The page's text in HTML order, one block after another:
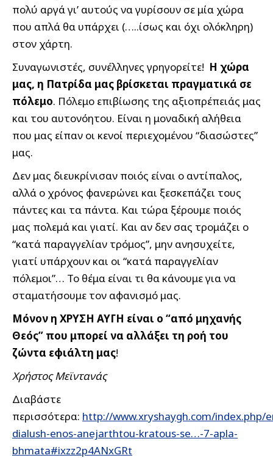
πολύ αργά γι’ αυτούς να γυρίσουν σε μία χώρα
που απλά θα υπάρχει (…..ίσως και όχι ολόκληρη)
στον χάρτη.
Συναγωνιστές, συνέλληνες γρηγορείτε! Η χώρα
μας, η Πατρίδα μας βρίσκεται πραγματικά σε
πόλεμο. Πόλεμο επιβίωσης της αξιοπρέπειάς μας
και του αυτονόητου. Είναι η μοναδική αλήθεια
που μας είπαν οι κενοί περιεχομένου “διασώστες”
μας.
Δεν μας διευκρίνισαν ποιός είναι ο αντίπαλος,
αλλά ο χρόνος φανερώνει και ξεσκεπάζει τους
πάντες και τα πάντα. Και τώρα ξέρουμε ποιός
μας πολεμά και γιατί. Και αν δεν σας τρομάζει ο
“κατά παραγγελίαν τρόμος”, μην ανησυχείτε,
γιατί υπάρχουν και οι “κατά παραγγελίαν
πόλεμοι”… Το θέμα είναι τι θα κάνουμε για να
σταματήσουμε τον αφανισμό μας.
Μόνον η ΧΡΥΣΗ ΑΥΓΗ είναι ο “από μηχανής
Θεός” που μπορεί να αλλάξει τη ροή του
ζώντα εφιάλτη μας!
Χρήστος Μεϊντανάς
Διαβάστε
περισσότερα: http://www.xryshaygh.com/index.php/
dialush-enos-anejarthtou-kratous-se…-7-apla-
bhmata#ixzz2p4ANxGRt